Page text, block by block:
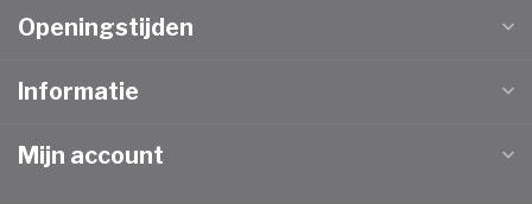
Openingstijden
Informatie
Mijn account